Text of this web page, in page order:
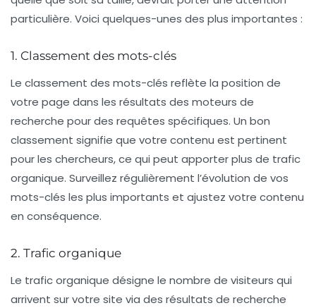
particulière. Voici quelques-unes des plus importantes :
1. Classement des mots-clés
Le classement des mots-clés reflète la position de
votre page dans les résultats des moteurs de
recherche pour des requêtes spécifiques. Un bon
classement signifie que votre contenu est pertinent
pour les chercheurs, ce qui peut apporter plus de trafic
organique. Surveillez régulièrement l’évolution de vos
mots-clés les plus importants et ajustez votre contenu
en conséquence.
2. Trafic organique
Le trafic organique désigne le nombre de visiteurs qui
arrivent sur votre site via des résultats de recherche